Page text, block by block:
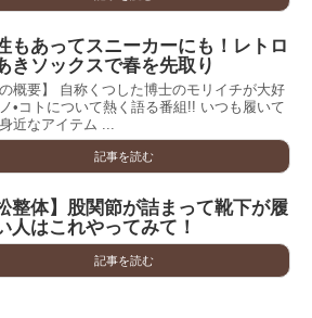
もあってスニーカーにも！レトロ
きソックスで春を先取り
の概要】 自称くつした博士のモリイチが大好
•コトについて熱く語る番組!! いつも履いて
近なアイテム ...
記事を読む
整体】股関節が詰まって靴下が履
人はこれやってみて！
記事を読む